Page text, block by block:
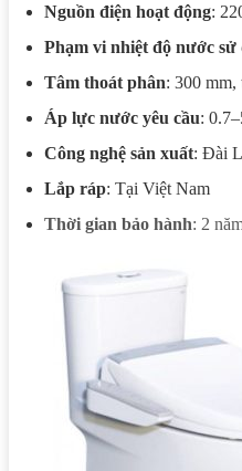
Nguồn điện hoạt động:
Phạm vi nhiệt độ nước sử
Tâm thoát phân: 300 mm,
Áp lực nước yêu cầu:
Công nghệ sản xuất: Đài
Lắp ráp: Tại Việt Nam
Thời gian bảo hành: 2